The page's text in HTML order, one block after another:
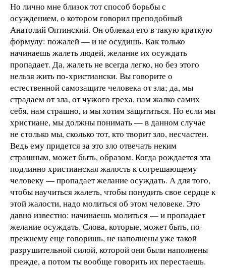
Но лично мне близок тот способ борьбы с
осуждением, о котором говорил преподобный
Анатолий Оптинский. Он облекал его в такую краткую
формулу: пожалей — и не осудишь. Как только
начинаешь жалеть людей, желание их осуждать
пропадает. Да, жалеть не всегда легко, но без этого
нельзя жить по-христиански. Вы говорите о
естественной самозащите человека от зла; да, мы
страдаем от зла, от чужого греха, нам жалко самих
себя, нам страшно, и мы хотим защититься. Но если мы
христиане, мы должны понимать — в данном случае
не столько мы, сколько тот, кто творит зло, несчастен.
Ведь ему придется за это зло отвечать неким
страшным, может быть, образом. Когда рождается эта
подлинно христианская жалость к согрешающему
человеку — пропадает желание осуждать. А для того,
чтобы научиться жалеть, чтобы понудить свое сердце к
этой жалости, надо молиться об этом человеке. Это
давно известно: начинаешь молиться — и пропадает
желание осуждать. Слова, которые, может быть, по-
прежнему еще говоришь, не наполнены уже такой
разрушительной силой, которой они были наполнены
прежде, а потом ты вообще говорить их перестаешь.